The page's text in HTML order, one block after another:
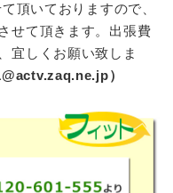
頂いておりますので、
せて頂きます。出張費
宜しくお願い致しま
）